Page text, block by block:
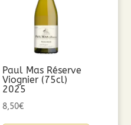
Paul Mas Réserve
Viognier (75cl)
2025
8,50€